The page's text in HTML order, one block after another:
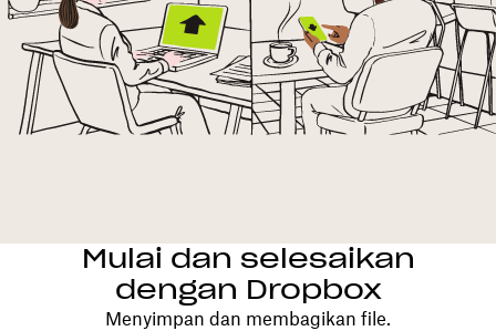
Mulai dan selesaikan
dengan Dropbox
Menyimpan dan membagikan file.